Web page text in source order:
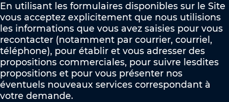
En utilisant les formulaires disponibles sur le Site
vous acceptez explicitement que nous utilisions
les informations que vous avez saisies pour vous
recontacter (notamment par courrier, courriel,
téléphone), pour établir et vous adresser des
propositions commerciales, pour suivre lesdites
propositions et pour vous présenter nos
éventuels nouveaux services correspondant à
votre demande.